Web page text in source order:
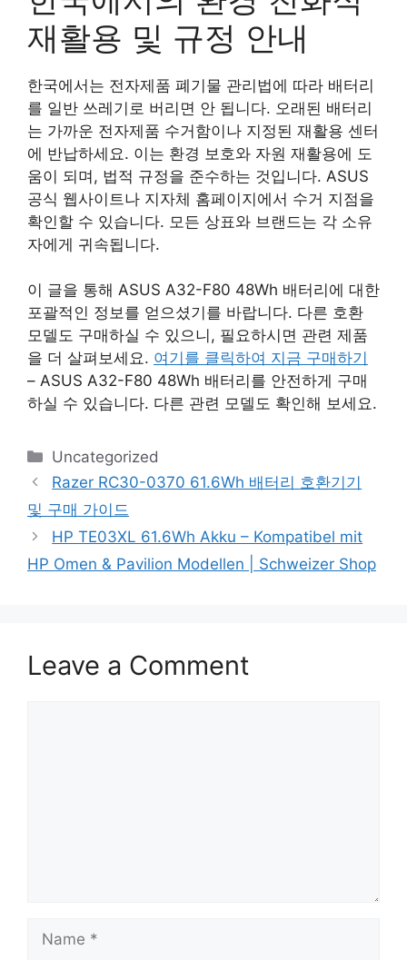
재활용 및 규정 안내
한국에서는 전자제품 폐기물 관리법에 따라 배터리
를 일반 쓰레기로 버리면 안 됩니다. 오래된 배터리
는 가까운 전자제품 수거함이나 지정된 재활용 센터
에 반납하세요. 이는 환경 보호와 자원 재활용에 도
움이 되며, 법적 규정을 준수하는 것입니다. ASUS
공식 웹사이트나 지자체 홈페이지에서 수거 지점을
확인할 수 있습니다. 모든 상표와 브랜드는 각 소유
자에게 귀속됩니다.
이 글을 통해 ASUS A32-F80 48Wh 배터리에 대한
포괄적인 정보를 얻으셨기를 바랍니다. 다른 호환
모델도 구매하실 수 있으니, 필요하시면 관련 제품
을 더 살펴보세요. 여기를 클릭하여 지금 구매하기
– ASUS A32-F80 48Wh 배터리를 안전하게 구매
하실 수 있습니다. 다른 관련 모델도 확인해 보세요.
Categories
Uncategorized
Razer RC30-0370 61.6Wh 배터리 호환기기
및 구매 가이드
HP TE03XL 61.6Wh Akku – Kompatibel mit
HP Omen & Pavilion Modellen | Schweizer Shop
Leave a Comment
Name